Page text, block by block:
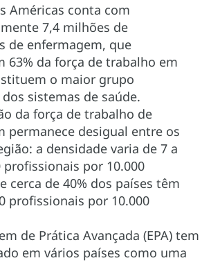
Américas conta com
7,4 milhões de
de enfermagem, que
63% da força de trabalho em
o maior grupo
sistemas de saúde.
da força de trabalho de
permanece desigual entre os
a densidade varia de 7 a
profissionais por 10.000
cerca de 40% dos países têm
profissionais por 10.000
de Prática Avançada (EPA) tem
em vários países como uma